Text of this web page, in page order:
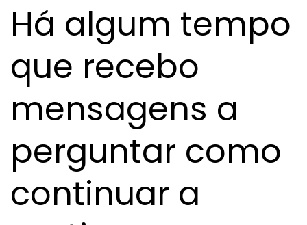
Há algum tempo
que recebo
mensagens a
perguntar como
continuar a